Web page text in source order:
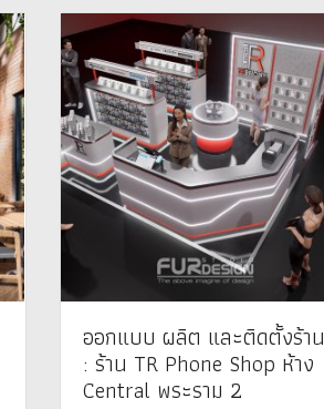
ออกแบบ ผลิต และติดตั้งร้าน
: ร้าน TR Phone Shop ห้าง
Central พระราม 2